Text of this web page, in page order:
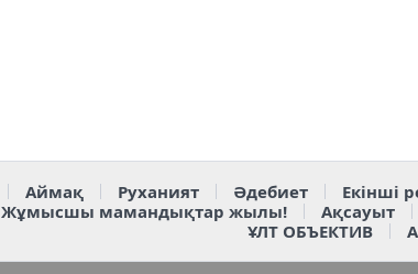
Аймақ Руханият Әдебиет Екінші
Жұмысшы мамандықтар жылы! Ақсауыт
ҰЛТ ОБЪЕКТИВ